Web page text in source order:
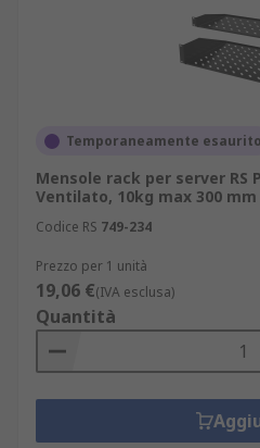
Temporaneamente esaurito
Mensole rack per server RS
Ventilato, 10kg max 300 mm
Codice RS 749-234
Prezzo per 1 unità
19,06 €(IVA esclusa)
Quantità